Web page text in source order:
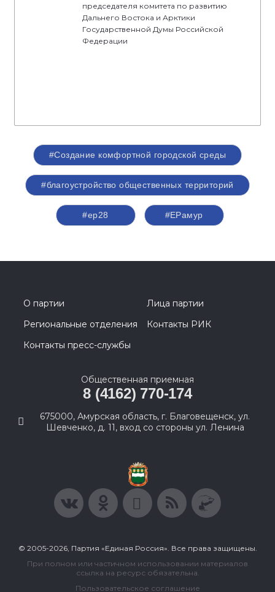
председателя комитета по развитию
Дальнего Востока и Арктики
Государственной Думы Российской
Федерации
#Создание комфортной городской среды
#благоустройство общественных территорий
#ер28 #ЕРамур
О партии
Лица партии
Региональные отделения
Контакты РИК
Контакты пресс-службы
Общественная приемная
8 (4162) 770-174
675000, Амурская область, г. Благовещенск, ул.
Шевченко, д. 11, вход со стороны ул. Ленина
© 2005-2026, Партия «Единая Россия». Все права защищены.
При полном или частичном использовании материалов
ссылка на ресурс обязательна.
Пользовательское соглашение